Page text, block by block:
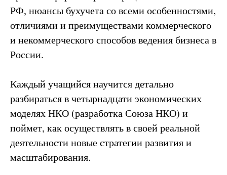
РФ, нюансы бухучета со всеми особенностями,
отличиями и преимуществами коммерческого
и некоммерческого способов ведения бизнеса в
России.
Каждый учащийся научится детально
разбираться в четырнадцати экономических
моделях НКО (разработка Союза НКО) и
поймет, как осуществлять в своей реальной
деятельности новые стратегии развития и
масштабирования.